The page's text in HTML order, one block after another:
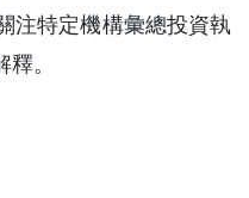
注特定機構彙總投資執
。